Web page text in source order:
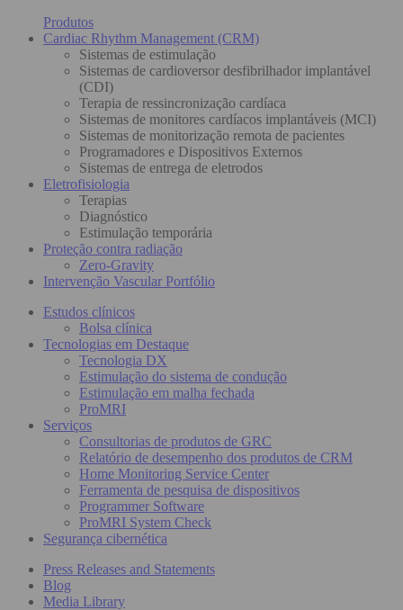
Produtos
Cardiac Rhythm Management (CRM)
Sistemas de estimulação
Sistemas de cardioversor desfibrilhador implantável
(CDI)
Terapia de ressincronização cardíaca
Sistemas de monitores cardíacos implantáveis (MCI)
Sistemas de monitorização remota de pacientes
Programadores e Dispositivos Externos
Sistemas de entrega de eletrodos
Eletrofisiologia
Terapias
Diagnóstico
Estimulação temporária
Proteção contra radiação
Zero-Gravity
Intervenção Vascular Portfólio
Estudos clínicos
Bolsa clínica
Tecnologias em Destaque
Tecnologia DX
Estimulação do sistema de condução
Estimulação em malha fechada
ProMRI
Serviços
Consultorias de produtos de GRC
Relatório de desempenho dos produtos de CRM
Home Monitoring Service Center
Ferramenta de pesquisa de dispositivos
Programmer Software
ProMRI System Check
Segurança cibernética
Press Releases and Statements
Blog
Media Library